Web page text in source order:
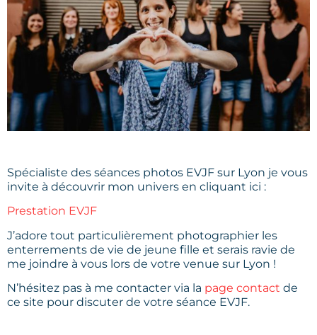
Spécialiste des séances photos EVJF sur Lyon je vous
invite à découvrir mon univers en cliquant ici :
Prestation EVJF
J’adore tout particulièrement photographier les
enterrements de vie de jeune fille et serais ravie de
me joindre à vous lors de votre venue sur Lyon !
N’hésitez pas à me contacter via la page contact de
ce site pour discuter de votre séance EVJF.